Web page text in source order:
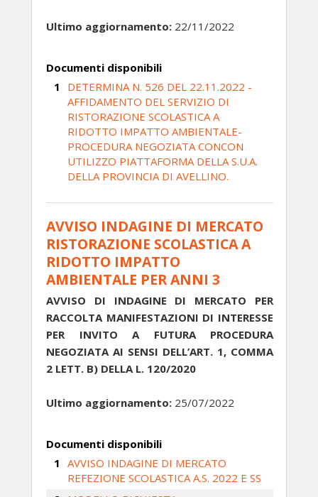
Ultimo aggiornamento: 22/11/2022
Documenti disponibili
DETERMINA N. 526 DEL 22.11.2022 -
AFFIDAMENTO DEL SERVIZIO DI
RISTORAZIONE SCOLASTICA A
RIDOTTO IMPATTO AMBIENTALE-
PROCEDURA NEGOZIATA CONCON
UTILIZZO PIATTAFORMA DELLA S.U.A.
DELLA PROVINCIA DI AVELLINO.
AVVISO INDAGINE DI MERCATO
RISTORAZIONE SCOLASTICA A
RIDOTTO IMPATTO
AMBIENTALE PER ANNI 3
AVVISO DI INDAGINE DI MERCATO PER
RACCOLTA MANIFESTAZIONI DI INTERESSE
PER INVITO A FUTURA PROCEDURA
NEGOZIATA AI SENSI DELL’ART. 1, COMMA
2 LETT. B) DELLA L. 120/2020
Ultimo aggiornamento: 25/07/2022
Documenti disponibili
AVVISO INDAGINE DI MERCATO
REFEZIONE SCOLASTICA A.S. 2022 E SS